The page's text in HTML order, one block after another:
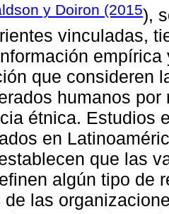
y Doiron (2015),
vinculadas,
que consideren
humanos
étnica. Estudios
en
que las
algún tipo de
de las